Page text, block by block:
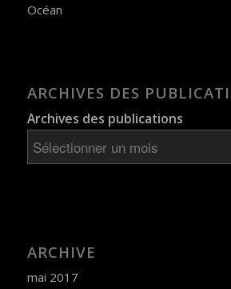
Océan
ARCHIVES DES
Archives des publications
ARCHIVE
mai 2017